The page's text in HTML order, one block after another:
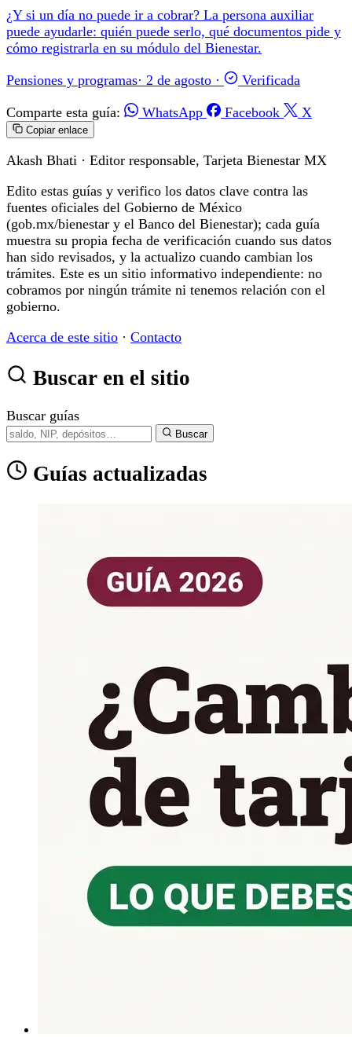
¿Y si un día no puede ir a cobrar? La persona auxiliar
puede ayudarle: quién puede serlo, qué documentos pide y
cómo registrarla en su módulo del Bienestar.
Pensiones y programas· 2 de agosto · Verificada
Comparte esta guía: WhatsApp Facebook X
Copiar enlace
Akash Bhati · Editor responsable, Tarjeta Bienestar MX
Edito estas guías y verifico los datos clave contra las
fuentes oficiales del Gobierno de México
(gob.mx/bienestar y el Banco del Bienestar); cada guía
muestra su propia fecha de verificación cuando sus datos
han sido revisados, y la actualizo cuando cambian los
trámites. Este es un sitio informativo independiente: no
cobramos por ningún trámite ni tenemos relación con el
gobierno.
Acerca de este sitio · Contacto
Buscar en el sitio
Buscar guías
Buscar
Guías actualizadas